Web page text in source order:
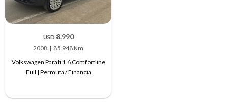
USD 8.990
2008
85.948 Km
Volkswagen Parati 1.6 Comfortline
Full | Permuta / Financia